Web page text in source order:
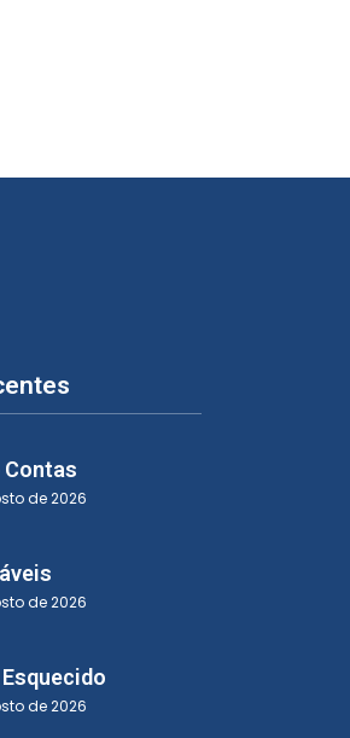
Contas
de 2026
de 2026
de 2026